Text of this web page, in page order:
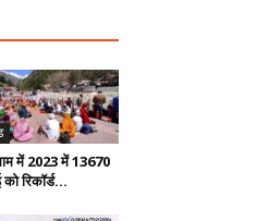
में 2023 में 13670
रिकॉर्ड...